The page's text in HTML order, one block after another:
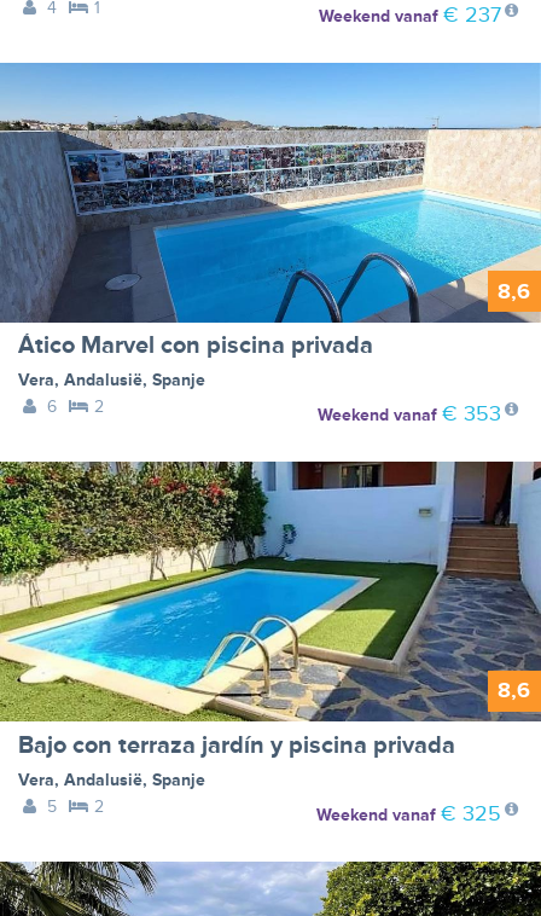
4 1 Weekendvanaf € 237
8,6
Ático Marvel con piscina privada
Vera, Andalusië, Spanje
6
2 Weekendvanaf € 353
8,6
Bajo con terraza jardín y piscina privada
Vera, Andalusië, Spanje
5
2 Weekendvanaf € 325